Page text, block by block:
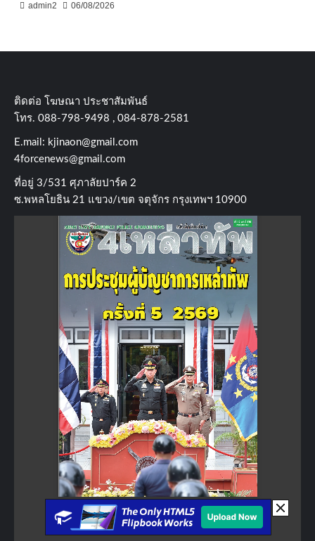
admin2 06/08/2026
ติดต่อ​ โฆษณา​ ประชาสัมพันธ์
โทร​. 088-798-9498 , 084-878-2581
E.mail: kjinaon@gmail.com
4forcenews@gmail.com
ที่อยู่​ 3/531​ ศุภาลัยปาร์ค​ 2
ซ.พหลโยธิน​ 21​ แขวง/เขต​ จตุจักร​ กรุงเทพฯ 10900